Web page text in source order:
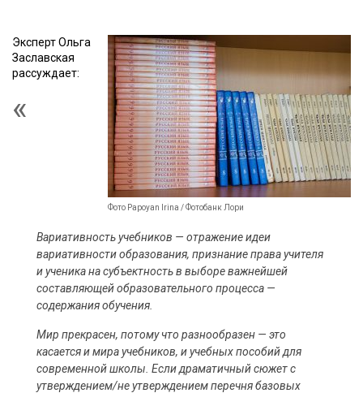
Фото Papoyan Irina / Фотобанк Лори
Эксперт Ольга
Заславская
рассуждает:
Вариативность учебников — отражение идеи
вариативности образования, признание права учителя
и ученика на субъектность в выборе важнейшей
составляющей образовательного процесса —
содержания обучения.
Мир прекрасен, потому что разнообразен — это
касается и мира учебников, и учебных пособий для
современной школы. Если драматичный сюжет с
утверждением/не утверждением перечня базовых